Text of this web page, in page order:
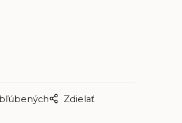
Zdielať